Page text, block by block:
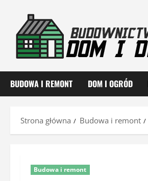
treści
BUDOWA I REMONT DOM I OGRÓD
Strona główna Budowa i remont
Budowa i remont